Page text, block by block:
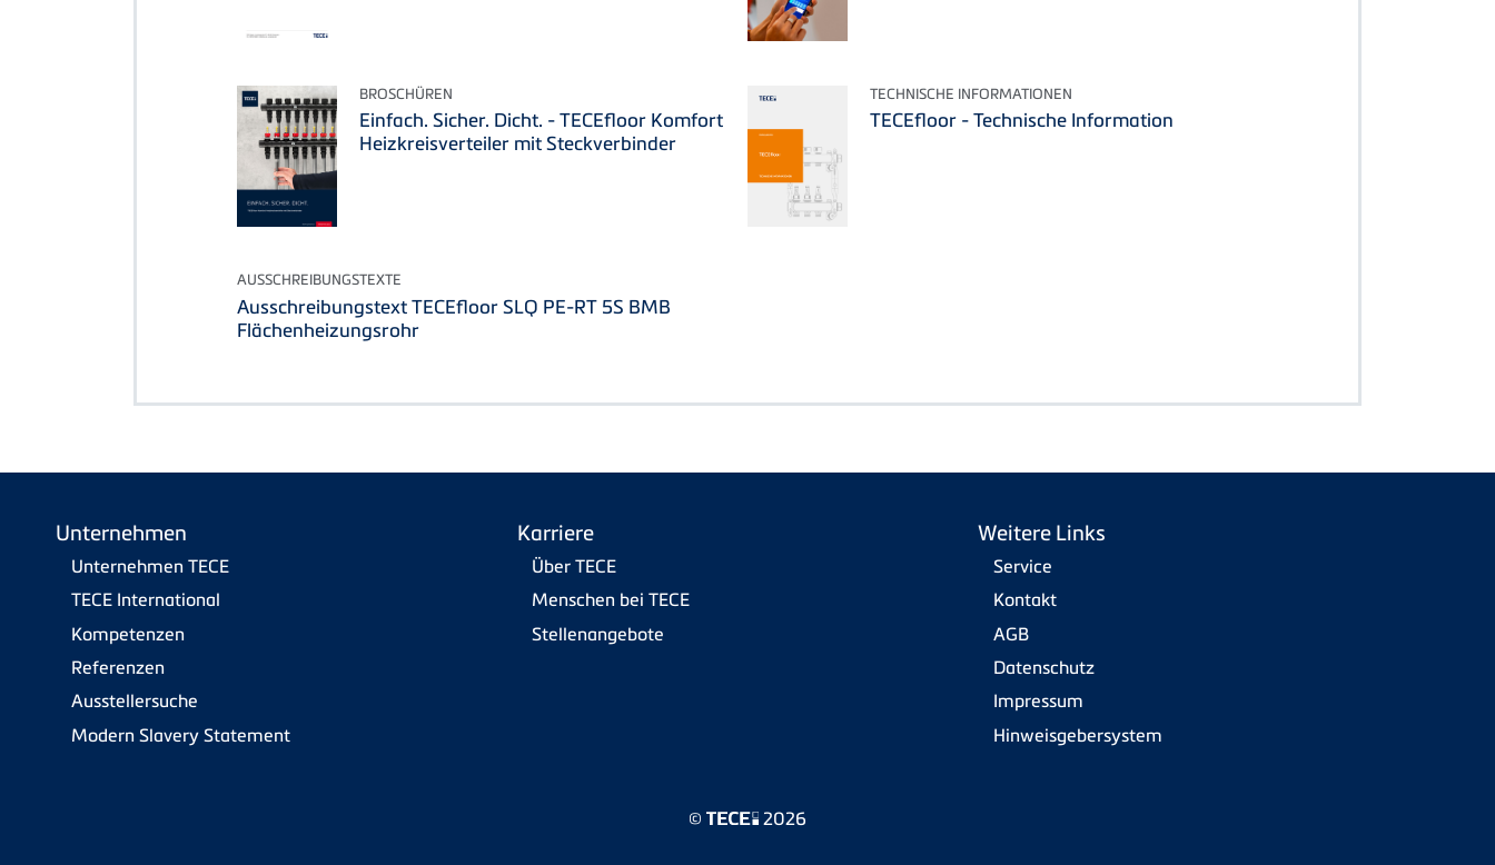
BROSCHÜREN
Einfach. Sicher. Dicht. - TECEfloor Komfort
Heizkreisverteiler mit Steckverbinder
TECHNISCHE INFORMATIONEN
TECEfloor - Technische Information
AUSSCHREIBUNGSTEXTE
Ausschreibungstext TECEfloor SLQ PE-RT 5S BMB
Flächenheizungsrohr
Unternehmen
Unternehmen TECE
TECE International
Kompetenzen
Referenzen
Ausstellersuche
Modern Slavery Statement
Karriere
Über TECE
Menschen bei TECE
Stellenangebote
Weitere Links
Service
Kontakt
AGB
Datenschutz
Impressum
Hinweisgebersystem
© 2026